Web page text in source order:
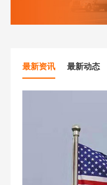
最新资讯 最新动态